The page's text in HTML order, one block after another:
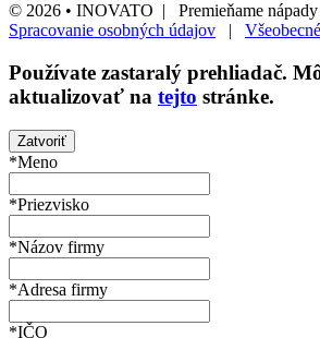
© 2026 • INOVATO | Premieňame
Spracovanie osobných údajov |
Používate zastaralý prehliadač.
aktualizovať na tejto stránke.
Zatvoriť
*Meno
*Priezvisko
*Názov firmy
*Adresa firmy
*IČO